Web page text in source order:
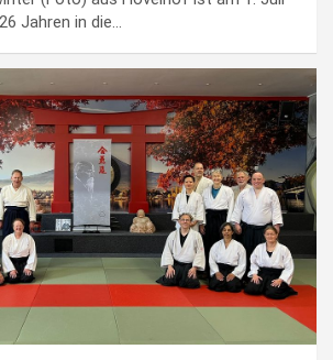
Jahren in die…